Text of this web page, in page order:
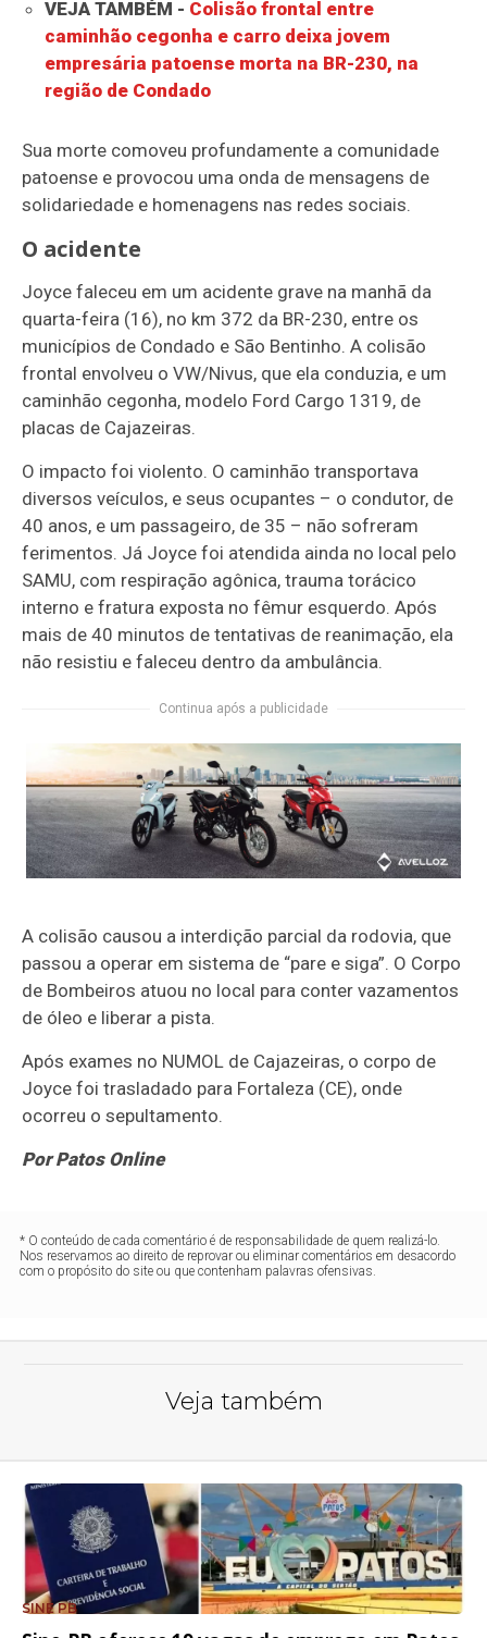
VEJA TAMBÉM - Colisão frontal entre
caminhão cegonha e carro deixa jovem
empresária patoense morta na BR-230, na
região de Condado
Sua morte comoveu profundamente a comunidade
patoense e provocou uma onda de mensagens de
solidariedade e homenagens nas redes sociais.
O acidente
Joyce faleceu em um acidente grave na manhã da
quarta-feira (16), no km 372 da BR-230, entre os
municípios de Condado e São Bentinho. A colisão
frontal envolveu o VW/Nivus, que ela conduzia, e um
caminhão cegonha, modelo Ford Cargo 1319, de
placas de Cajazeiras.
O impacto foi violento. O caminhão transportava
diversos veículos, e seus ocupantes – o condutor, de
40 anos, e um passageiro, de 35 – não sofreram
ferimentos. Já Joyce foi atendida ainda no local pelo
SAMU, com respiração agônica, trauma torácico
interno e fratura exposta no fêmur esquerdo. Após
mais de 40 minutos de tentativas de reanimação, ela
não resistiu e faleceu dentro da ambulância.
Continua após a publicidade
A colisão causou a interdição parcial da rodovia, que
passou a operar em sistema de “pare e siga”. O Corpo
de Bombeiros atuou no local para conter vazamentos
de óleo e liberar a pista.
Após exames no NUMOL de Cajazeiras, o corpo de
Joyce foi trasladado para Fortaleza (CE), onde
ocorreu o sepultamento.
Por Patos Online
* O conteúdo de cada comentário é de responsabilidade de quem realizá-lo.
Nos reservamos ao direito de reprovar ou eliminar comentários em desacordo
com o propósito do site ou que contenham palavras ofensivas.
Veja também
SINE PB